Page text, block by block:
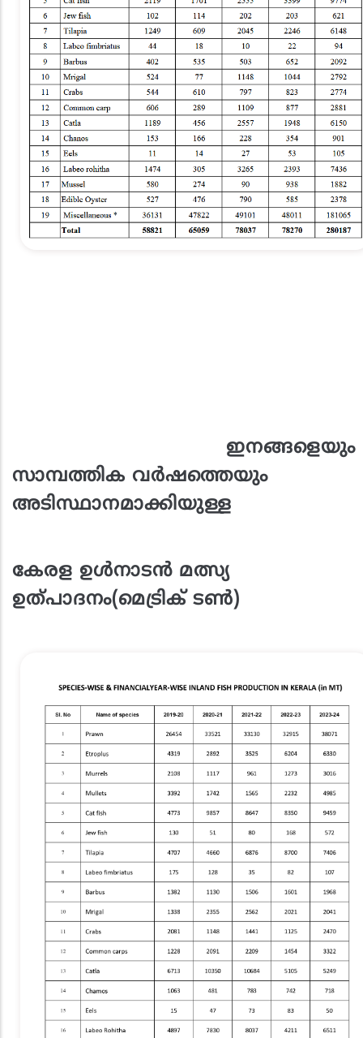
ഇനങ്ങളെയും
സാമ്പത്തിക വർഷത്തെയും
അടിസ്ഥാനമാക്കിയുള്ള
കേരള ഉൾനാടൻ മത്സ്യ
ഉത്പാദനം(മെട്രിക് ടൺ)